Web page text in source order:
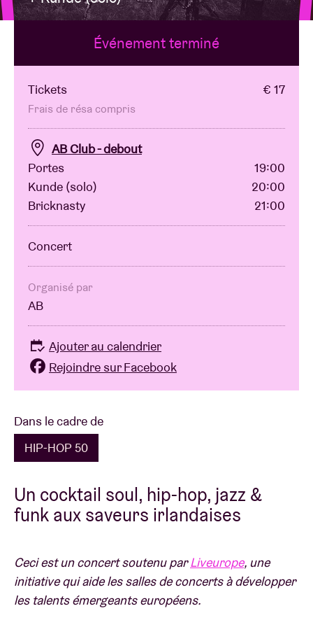
Location de salles
BRDCST
ABtv
Chèque-concert
À propos de l'AB
Contact
Dans le cadre de
HIP-HOP 50
Un cocktail soul, hip-hop, jazz &
funk aux saveurs irlandaises
Ceci est un concert soutenu parLiveurope, une
initiative qui aide les salles de concerts à développer
les talents émergeants européens.
Événement terminé
Tickets € 17
Frais de résa compris
AB Club - debout
Portes
19:00
Kunde (solo)
20:00
Bricknasty
21:00
Concert
Organisé par
AB
Ajouter au calendrier
Rejoindre sur Facebook